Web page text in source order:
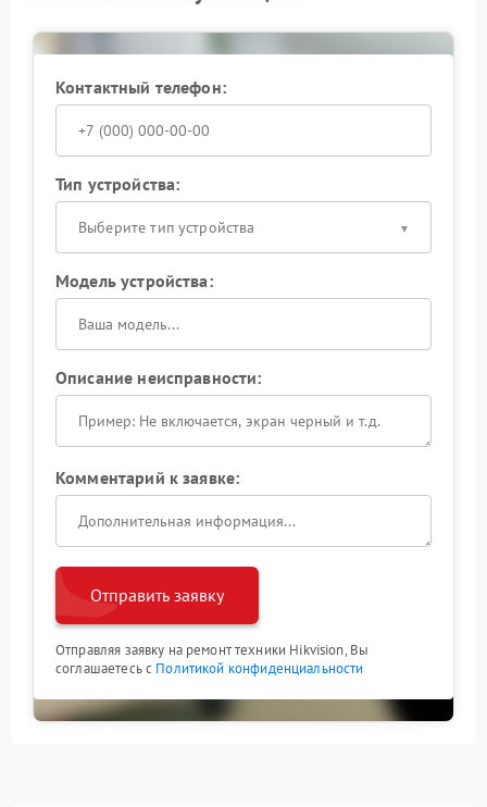
Контактный телефон:
Тип устройства:
Выберите тип устройства
Модель устройства:
Описание неисправности:
Комментарий к заявке:
Отправить заявку
Отправляя заявку на ремонт техники Hikvision, Вы
соглашаетесь с Политикой конфиденциальности